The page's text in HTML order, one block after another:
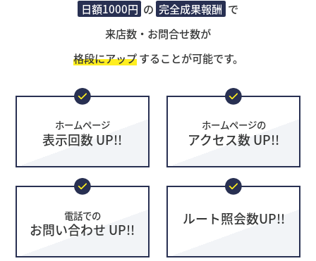
日額1000円 の 完全成果報酬 で
来店数・お問合せ数が
格段にアップすることが可能です。
ホームページ
表示回数 UP!!
ホームページの
アクセス数 UP!!
電話での
お問い合わせ UP!!
ルート照会数UP!!